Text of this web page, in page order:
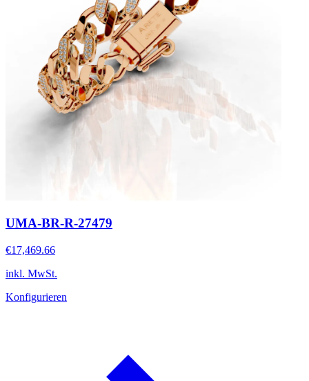
UMA-BR-R-27479
€17,469.66
inkl. MwSt.
Konfigurieren